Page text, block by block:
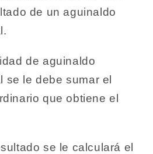
de un aguinaldo
de aguinaldo
se le debe sumar el
que obtiene el
se le calculará el